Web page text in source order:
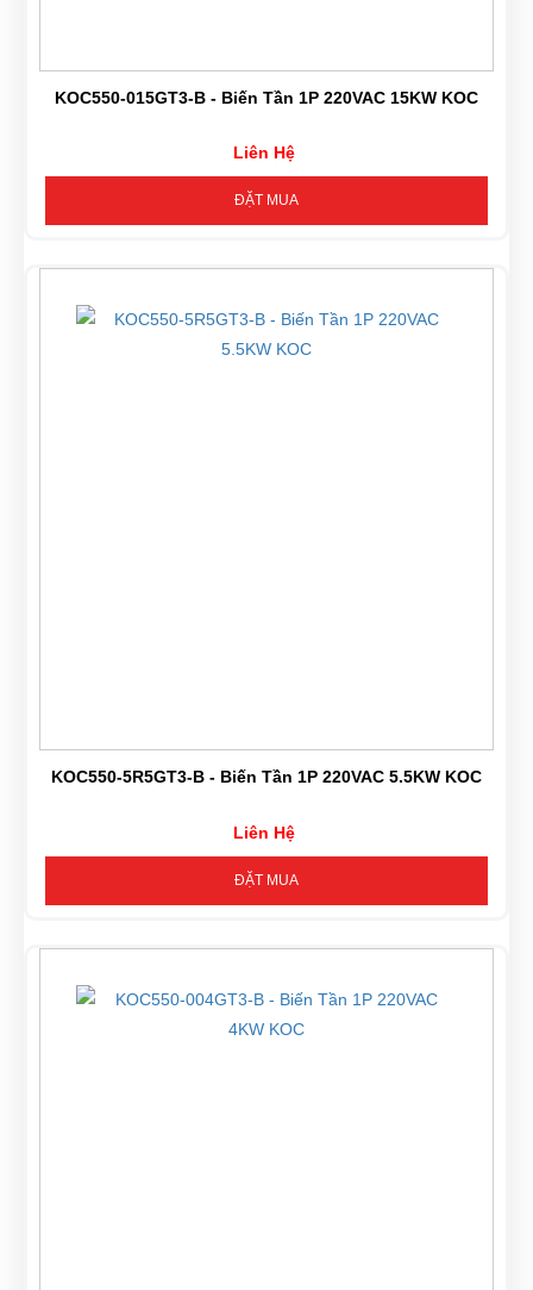
KOC550-015GT3-B - Biến Tần 1P 220VAC 15KW KOC
Liên Hệ
ĐẶT MUA
KOC550-5R5GT3-B - Biến Tần 1P 220VAC 5.5KW KOC
Liên Hệ
ĐẶT MUA